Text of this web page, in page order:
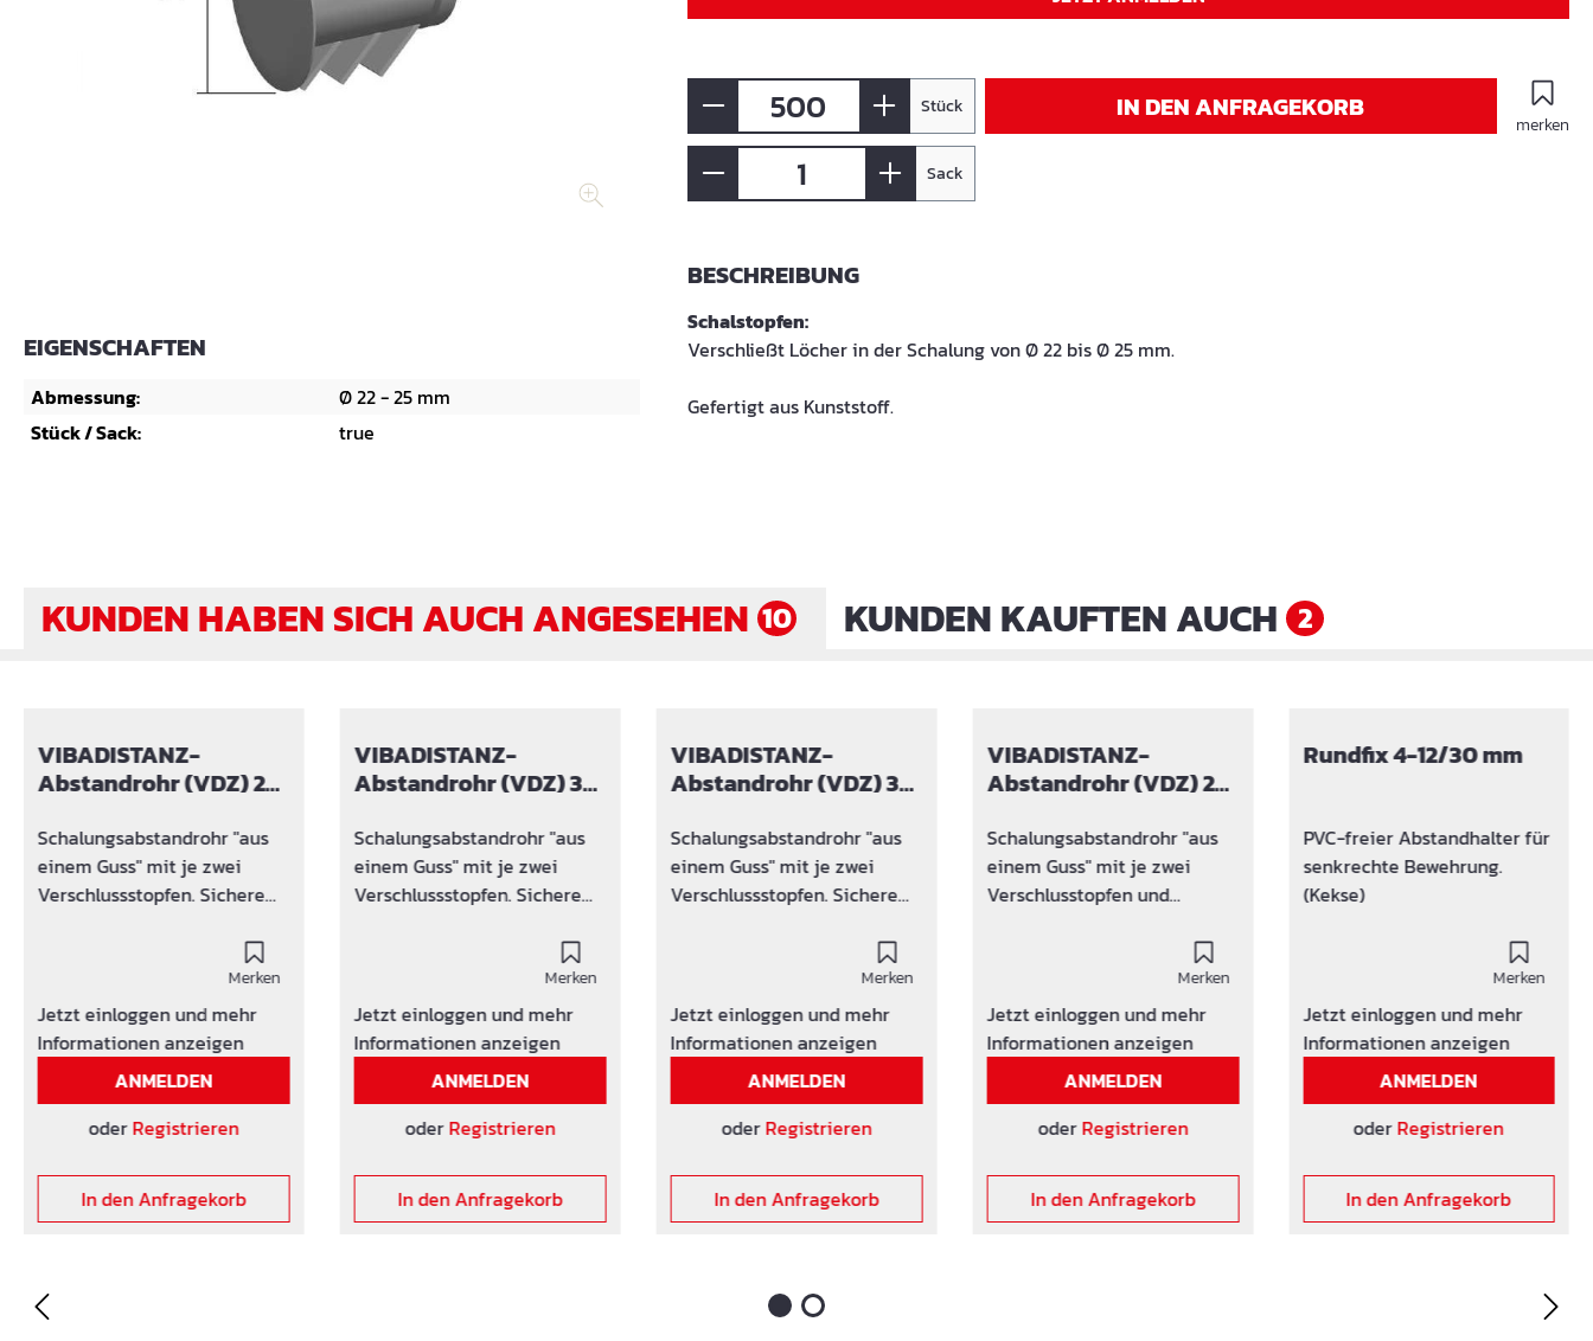
EIGENSCHAFTEN
Abmessung:
Ø 22 - 25 mm
Stück / Sack:
true
Stück
Sack
IN DEN ANFRAGEKORB
merken
BESCHREIBUNG
Schalstopfen:
Verschließt Löcher in der Schalung von Ø 22 bis Ø 25 mm.
Gefertigt aus Kunststoff.
KUNDEN HABEN SICH AUCH ANGESEHEN 10 KUNDEN KAUFTEN AUCH 2
VIBADISTANZ-
Abstandrohr (VDZ) 25
Schalungsabstandrohr "aus
einem Guss" mit je zwei
Verschlussstopfen. Sichere
Wasserundurchlässigkeit auf
5 bar geprüft
Brandwiderstandsprüfung
nach EN 1363-1 Entspricht
den Vorgaben der Richtlinie
Merken
Jetzt einloggen und mehr
Informationen anzeigen
ANMELDEN
oderRegistrieren
In den Anfragekorb
VIBADISTANZ-
Abstandrohr (VDZ) 30
Schalungsabstandrohr "aus
einem Guss" mit je zwei
Verschlussstopfen. Sichere
Wasserundurchlässigkeit auf
5 bar geprüft
Brandwiderstandsprüfung
nach EN 1363-1 Entspricht
den Vorgaben der Richtlinie
Merken
Jetzt einloggen und mehr
Informationen anzeigen
ANMELDEN
oderRegistrieren
In den Anfragekorb
VIBADISTANZ-
Abstandrohr (VDZ) 35
Schalungsabstandrohr "aus
einem Guss" mit je zwei
Verschlussstopfen. Sichere
Wasserundurchlässigkeit auf
5 bar geprüft
Brandwiderstandsprüfung
nach EN 1363-1 Entspricht
den Vorgaben der Richtlinie
Merken
Jetzt einloggen und mehr
Informationen anzeigen
ANMELDEN
oderRegistrieren
In den Anfragekorb
VIBADISTANZ-
Abstandrohr (VDZ) 20
Quellbeschichtung
Schalungsabstandrohr "aus
einem Guss" mit je zwei
Verschlusstopfen und
HDPE. VIBADISTANZ AKTIV ist
Quellbeschichtung versehen
und entspricht den Vorgaben
der Richtlinie weiße Wanne
der ÖVBB für die
Wasserdruckklasse W1.
Merken
Jetzt einloggen und mehr
Informationen anzeigen
ANMELDEN
oderRegistrieren
In den Anfragekorb
Rundfix 4-12/30 mm
PVC-freier Abstandhalter für
senkrechte Bewehrung.
(Kekse)
Merken
Jetzt einloggen und mehr
Informationen anzeigen
ANMELDEN
oderRegistrieren
In den Anfragekorb